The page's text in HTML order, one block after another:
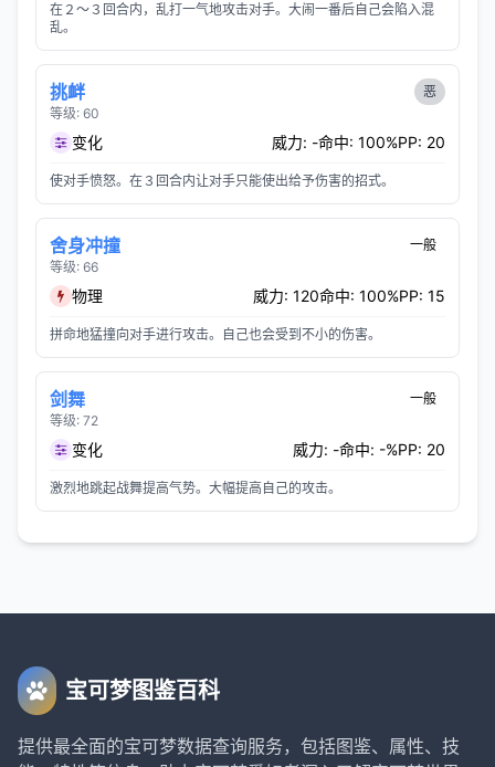
在２～３回合内，乱打一气地攻击对手。大闹一番后自己会陷入混
乱。
挑衅
等级: 60
恶
变化 威力: -命中: 100%PP: 20
使对手愤怒。在３回合内让对手只能使出给予伤害的招式。
舍身冲撞
等级: 66
一般
物理 威力: 120命中: 100%PP: 15
拼命地猛撞向对手进行攻击。自己也会受到不小的伤害。
剑舞
等级: 72
一般
变化 威力: -命中: -%PP: 20
激烈地跳起战舞提高气势。大幅提高自己的攻击。
宝可梦图鉴百科
提供最全面的宝可梦数据查询服务，包括图鉴、属性、技